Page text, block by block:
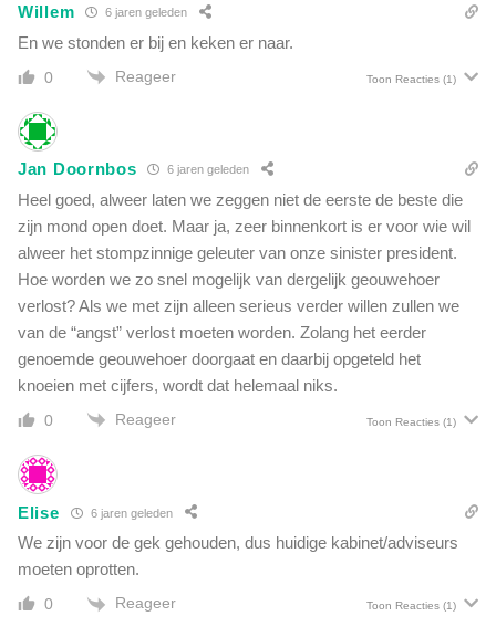
l
i
k
o
r
c
o
a
p
a
t
ë
t
:
V
M
l
o
k
k
e
e
t
d
i
g
e
n
e
m
Willem 6 jaren geleden
En we stonden er bij en keken er naar.
0 Reageer Toon Reacties (1)
Jan Doornbos 6 jaren geleden
Heel goed, alweer laten we zeggen niet de eerste de beste die
zijn mond open doet. Maar ja, zeer binnenkort is er voor wie wil
alweer het stompzinnige geleuter van onze sinister president.
Hoe worden we zo snel mogelijk van dergelijk geouwehoer
verlost? Als we met zijn alleen serieus verder willen zullen we
van de “angst” verlost moeten worden. Zolang het eerder
genoemde geouwehoer doorgaat en daarbij opgeteld het
knoeien met cijfers, wordt dat helemaal niks.
0 Reageer Toon Reacties (1)
Elise 6 jaren geleden
We zijn voor de gek gehouden, dus huidige kabinet/adviseurs
moeten oprotten.
0 Reageer Toon Reacties (1)